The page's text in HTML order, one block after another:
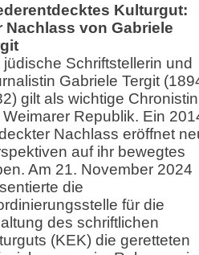
Kulturgut:
Nachlass von Gabriele
jüdische Schriftstellerin und
Gabriele Tergit
gilt als wichtige Chronistin
Weimarer Republik. Ein
Nachlass eröffnet
auf ihr bewegtes
Am 21. November 2024
die
für die
des schriftlichen
(KEK) die geretteten